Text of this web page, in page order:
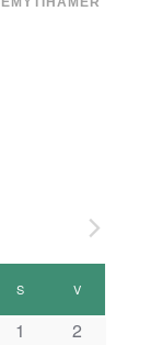
SSZOMBAT
VVASÁRNAP
1
2